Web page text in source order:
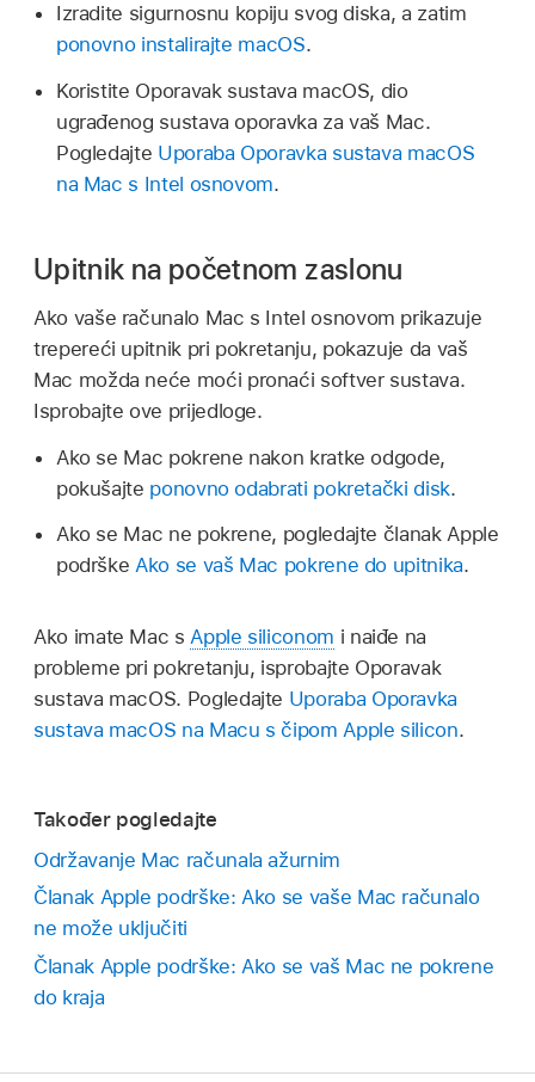
Izradite sigurnosnu kopiju svog diska, a zatim
ponovno instalirajte macOS.
Koristite Oporavak sustava macOS, dio
ugrađenog sustava oporavka za vaš Mac.
Pogledajte Uporaba Oporavka sustava macOS
na Mac s Intel osnovom.
Upitnik na početnom zaslonu
Ako vaše računalo Mac s Intel osnovom prikazuje
trepereći upitnik pri pokretanju, pokazuje da vaš
Mac možda neće moći pronaći softver sustava.
Isprobajte ove prijedloge.
Ako se Mac pokrene nakon kratke odgode,
pokušajte ponovno odabrati pokretački disk.
Ako se Mac ne pokrene, pogledajte članak Apple
podrškeAko se vaš Mac pokrene do upitnika.
Ako imate Mac sApple siliconom i naiđe na
probleme pri pokretanju, isprobajte Oporavak
sustava macOS. Pogledajte Uporaba Oporavka
sustava macOS na Macu s čipom Apple silicon.
Također pogledajte
Održavanje Mac računala ažurnim
Članak Apple podrške: Ako se vaše Mac računalo
ne može uključiti
Članak Apple podrške: Ako se vaš Mac ne pokrene
do kraja